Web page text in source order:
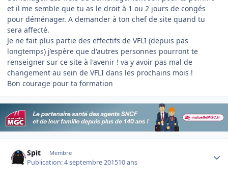
et il me semble que tu as le droit à 1 ou 2 jours de congés
pour déménager. A demander à ton chef de site quand tu
sera affecté.
Je ne fait plus partie des effectifs de VFLI (depuis pas
longtemps) j’espère que d'autres personnes pourront te
renseigner sur ce site à l'avenir ! va y avoir pas mal de
changement au sein de VFLI dans les prochains mois !
Bon courage pour ta formation
Spit Membre
Publication:4 septembre 201510 ans